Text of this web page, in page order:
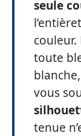
seule
toute
vous
tenue